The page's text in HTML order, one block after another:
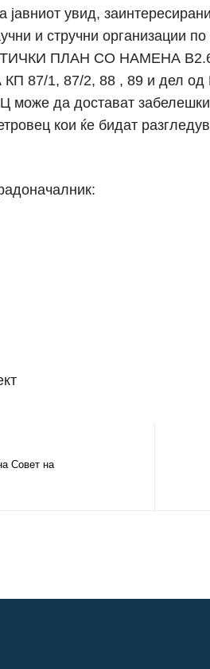
јавниот увид,
и стручни
ПЛАН СО НАМЕНА
87/1, 87/2, 88 , 89 и дел
да достават забелешки
кои ќе бидат
Совет на